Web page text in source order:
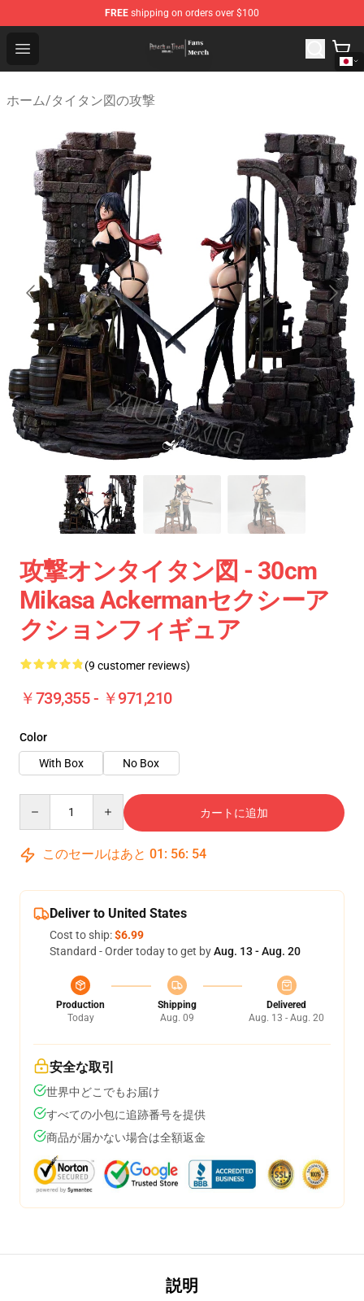
FREE shipping on orders over $100
Open menu
Attack On Titan Store - Official Attack On Titan
ホーム/タイタン図の攻撃
攻撃オンタイタン図 - 30cm
Mikasa Ackermanセクシーア
クションフィギュア
(9 customer reviews)
￥739,355 - ￥971,210
Color
With Box
No Box
カートに追加
このセールはあと 01 : 56: 53
Deliver to United States
Cost to ship:$6.99
Standard - Order today to get byAug. 13 - Aug. 20
Production
Today
Shipping
Aug. 09
Delivered
Aug. 13 - Aug. 20
安全な取引
世界中どこでもお届け
すべての小包に追跡番号を提供
商品が届かない場合は全額返金
説明